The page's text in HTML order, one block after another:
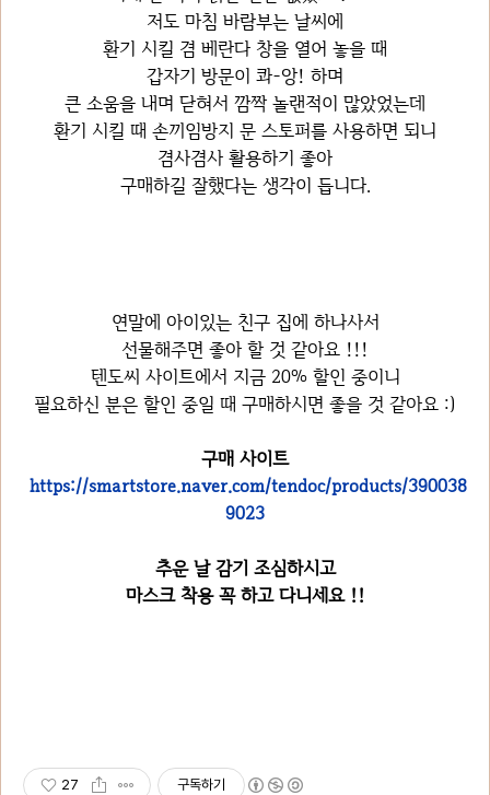
저도 마침 바람부는 날씨에
환기 시킬 겸 베란다 창을 열어 놓을 때
갑자기 방문이 콰-앙! 하며
큰 소움을 내며 닫혀서 깜짝 놀랜적이 많았었는데
환기 시킬 때 손끼임방지 문 스토퍼를 사용하면 되니
겸사겸사 활용하기 좋아
구매하길 잘했다는 생각이 듭니다.
연말에 아이있는 친구 집에 하나사서
선물해주면 좋아 할 것 같아요 !!!
텐도씨 사이트에서 지금 20% 할인 중이니
필요하신 분은 할인 중일 때 구매하시면 좋을 것 같아요 :)
구매 사이트
https://smartstore.naver.com/tendoc/products/390038
9023
추운 날 감기 조심하시고
마스크 착용 꼭 하고 다니세요 !!
27 구독하기